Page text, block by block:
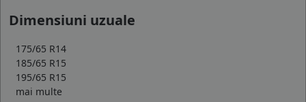
Dimensiuni uzuale
175/65 R14
185/65 R15
195/65 R15
mai multe